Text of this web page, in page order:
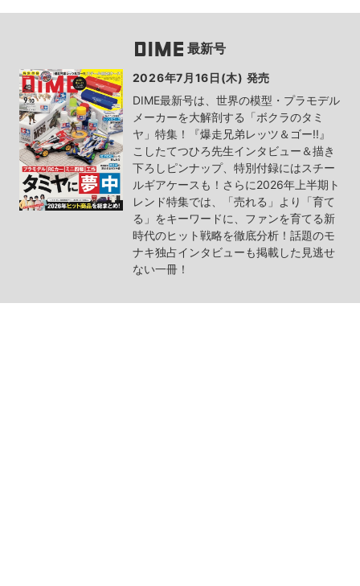
最新号
2026年7月16日(木) 発売
DIME最新号は、世界の模型・プラモデル
メーカーを大解剖する「ボクラのタミ
ヤ」特集！『爆走兄弟レッツ＆ゴー!!』
こしたてつひろ先生インタビュー＆描き
下ろしピンナップ、特別付録にはスチー
ルギアケースも！さらに2026年上半期ト
レンド特集では、「売れる」より「育て
る」をキーワードに、ファンを育てる新
時代のヒット戦略を徹底分析！話題のモ
ナキ独占インタビューも掲載した見逃せ
ない一冊！